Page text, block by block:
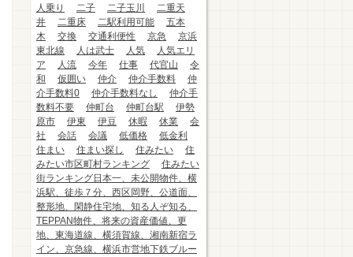
人乗り
二子 二子玉川
二重天
井
二重床 二駅利用可能
五本
木
交換 交通利便性 京急
京浜
東北線
人は武士 人気
人気エリ
ア
人流 今年 仕事 代官山
令
和
仮囲い 仲介 仲介手数料
仲
介手数料0
仲介手数料なし
仲介手
数料不要
仲町台 仲町台駅
伊勢
原市
伊東 伊豆 休暇 休業
会
社
会話 会議 低価格
低金利
住まい
住まい探し 住みたい
住
みたい市区町村ランキング
住みたい
街ランキング日本一、未公開物件、横
浜駅、徒歩７分、西区岡野、公道面、
整形地、閑静住宅地、知る人ぞ知る、
TEPPAN物件、将来の資産価値、更
地、東海道線、横須賀線、湘南新宿ラ
イン、京急線、横浜市営地下鉄ブルー